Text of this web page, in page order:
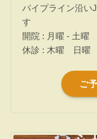
パイプライン沿い
す
開院 : 月曜 - 土曜
休診 : 木曜 日曜
ご